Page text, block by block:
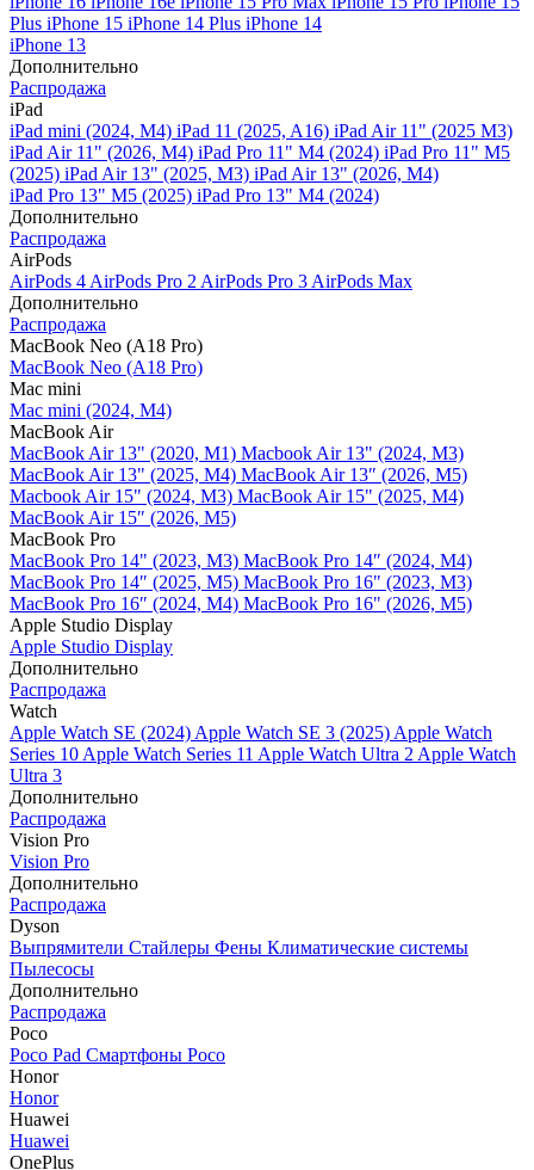
Plus iPhone 15 iPhone 14 Plus iPhone 14
iPhone 13
Дополнительно
Распродажа
iPad
iPad mini (2024, M4) iPad 11 (2025, A16) iPad Air 11" (2025 M3)
iPad Air 11" (2026, M4) iPad Pro 11" M4 (2024) iPad Pro 11" M5
(2025) iPad Air 13" (2025, M3) iPad Air 13" (2026, M4)
iPad Pro 13" M5 (2025) iPad Pro 13" M4 (2024)
Дополнительно
Распродажа
AirPods
AirPods 4 AirPods Pro 2 AirPods Pro 3 AirPods Max
Дополнительно
Распродажа
MacBook Neo (A18 Pro)
MacBook Neo (A18 Pro)
Mac mini
Mac mini (2024, M4)
MacBook Air
MacBook Air 13" (2020, M1) Macbook Air 13" (2024, M3)
MacBook Air 13" (2025, M4) MacBook Air 13″ (2026, M5)
Macbook Air 15" (2024, M3) MacBook Air 15" (2025, M4)
MacBook Air 15″ (2026, M5)
MacBook Pro
MacBook Pro 14" (2023, M3) MacBook Pro 14″ (2024, M4)
MacBook Pro 14″ (2025, M5) MacBook Pro 16" (2023, M3)
MacBook Pro 16″ (2024, M4) MacBook Pro 16" (2026, M5)
Apple Studio Display
Apple Studio Display
Дополнительно
Распродажа
Watch
Apple Watch SE (2024) Apple Watch SE 3 (2025) Apple Watch
Series 10 Apple Watch Series 11 Apple Watch Ultra 2 Apple Watch
Ultra 3
Дополнительно
Распродажа
Vision Pro
Vision Pro
Дополнительно
Распродажа
Dyson
Выпрямители Стайлеры Фены Климатические системы
Пылесосы
Дополнительно
Распродажа
Poco
Poco Pad Смартфоны Poco
Honor
Honor
Huawei
Huawei
OnePlus